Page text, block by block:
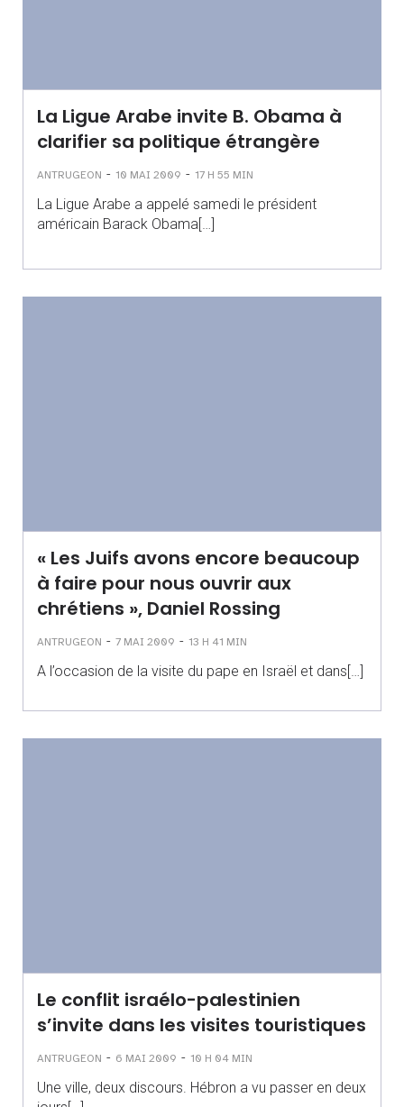
La Ligue Arabe invite B. Obama à
clarifier sa politique étrangère
ANTRUGEON - 10 MAI 2009 - 17 H 55 MIN
La Ligue Arabe a appelé samedi le président
américain Barack Obama[…]
« Les Juifs avons encore beaucoup
à faire pour nous ouvrir aux
chrétiens », Daniel Rossing
ANTRUGEON - 7 MAI 2009 - 13 H 41 MIN
A l’occasion de la visite du pape en Israël et dans[…]
Le conflit israélo-palestinien
s’invite dans les visites touristiques
ANTRUGEON - 6 MAI 2009 - 10 H 04 MIN
Une ville, deux discours. Hébron a vu passer en deux